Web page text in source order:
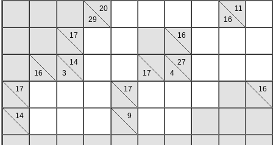
20
29
11
16
17
16
16
14
3
17
27
4
17
17 16
14 9